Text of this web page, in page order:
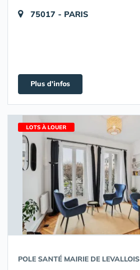
75017 - PARIS
Plus d'infos
LOTS À LOUER
POLE SANTÉ MAIRIE DE LEVALLOIS